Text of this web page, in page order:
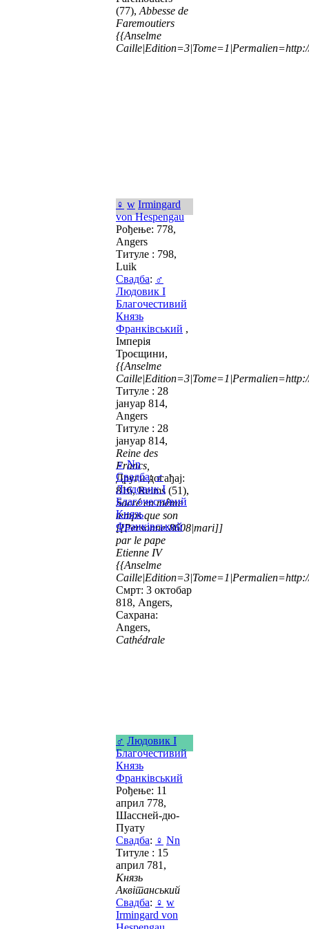
(77), Abbesse de
Faremoutiers
{{Anselme
♀ w Irmingard
von Hespengau
Рођење: 778,
Angers
Титуле : 798,
Luik
Свадба: ♂
Людовик I
Благочестивий
Князь
Франківський ,
Імперія
Троєщини,
{{Anselme
Титуле : 28
јануар 814,
Angers
Титуле : 28
јануар 814,
Reine des
Francs,
Други догађај:
816, Reims (51),
Sacré en même
temps que son
[[Personne:8608|mari]]
par le pape
Etienne IV
{{Anselme
Смрт: 3 октобар
818, Angers,
Сахрана:
Angers,
Cathédrale
♀ Nn
Свадба:♂
Людовик I
Благочестивий
Князь
Франківський
♂ Людовик I
Благочестивий
Князь
Франківський
Рођење: 11
април 778,
Шассней-дю-
Пуату
Свадба: ♀ Nn
Титуле : 15
април 781,
Князь
Аквітанський
Свадба: ♀ w
Irmingard von